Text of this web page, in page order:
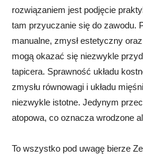
rozwiązaniem jest podjęcie
tam przyuczanie się do zawodu.
manualne, zmysł estetyczny
mogą okazać się niezwykle
tapicera. Sprawność układu
zmysłu równowagi i układu
niezwykle istotne. Jedynym
atopowa, co oznacza wrodzone
To wszystko pod uwagę bierze